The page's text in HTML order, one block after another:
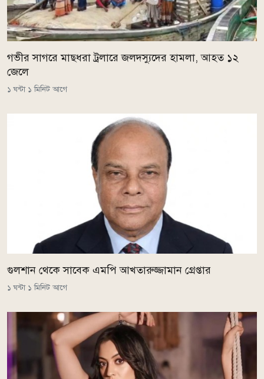
গভীর সাগরে মাছধরা ট্রলারে জলদস্যুদের হামলা, আহত ১২
জেলে
১ ঘন্টা ১ মিনিট আগে
গুলশান থেকে সাবেক এমপি আখতারুজ্জামান গ্রেপ্তার
১ ঘন্টা ১ মিনিট আগে